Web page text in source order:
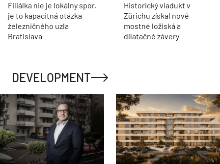
Filiálka nie je lokálny spor,
je to kapacitná otázka
železničného uzla
Bratislava
Historický viadukt v
Zürichu získal nové
mostné ložiská a
dilatačné závery
DEVELOPMENT